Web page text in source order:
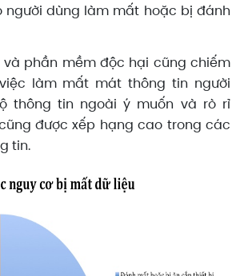
người dùng làm mất hoặc bị đánh
và phần mềm độc hại cũng chiếm
làm mất mát thông tin người
thông tin ngoài ý muốn và rò rỉ
được xếp hạng cao trong các
tin.